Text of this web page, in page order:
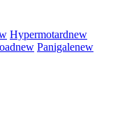
Hypermotardnew
new Panigalenew